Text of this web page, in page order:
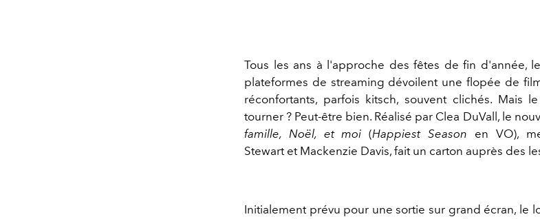
Tous les ans à l'approche des fêtes de fin d'année,
plateformes de streaming dévoilent une flopée de
réconfortants, parfois kitsch, souvent clichés. Mais
tourner ? Peut-être bien. Réalisé par Clea DuVall, le
famille, Noël, et moi (Happiest Season en VO),
Stewart et Mackenzie Davis, fait un carton auprès des
Initialement prévu pour une sortie sur grand écran, le